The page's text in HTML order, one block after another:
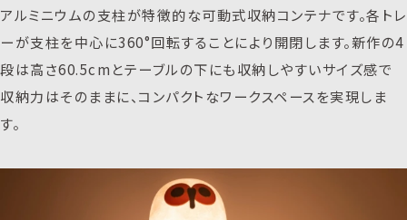
アルミニウムの支柱が特徴的な可動式収納コンテナです。各トレ
ーが支柱を中心に360°回転することにより開閉します。新作の4
段は高さ60.5cmとテーブルの下にも収納しやすいサイズ感で
収納力はそのままに、コンパクトなワークスペースを実現しま
す。